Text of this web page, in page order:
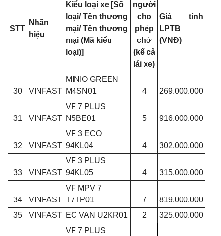
STT
Nhãn
hiệu
Kiểu loại xe [Số
loại/ Tên thương
mại/ Tên thương
mại (Mã kiểu
loại)]
người
cho
phép
chở
(kể cả
lái xe)
Giá tính
LPTB
(VNĐ)
30 VINFAST
MINIO GREEN
M4SN01
4 269.000.000
31 VINFAST
VF 7 PLUS
N5BE01
5 916.000.000
32 VINFAST
VF 3 ECO
94KL04
4 302.000.000
33 VINFAST
VF 3 PLUS
94KL05
4 315.000.000
34 VINFAST
VF MPV 7
T7TP01
7
819.000.000
35
VINFAST EC VAN U2KR01 2 325.000.000
VF 7 PLUS